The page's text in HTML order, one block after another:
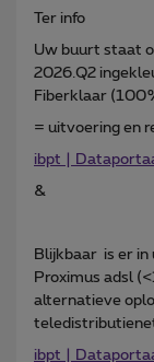
Ter info
Uw buurt staat
2026.Q2
Fiberklaar
= uitvoering en
ibpt |
&
Blijkbaar is er in
Proximus adsl
alternatieve
ibpt |